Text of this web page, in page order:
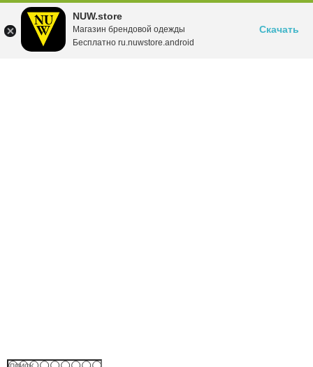
NUW.store
Магазин брендовой одежды
Бесплатно ru.nuwstore.android
Скачать